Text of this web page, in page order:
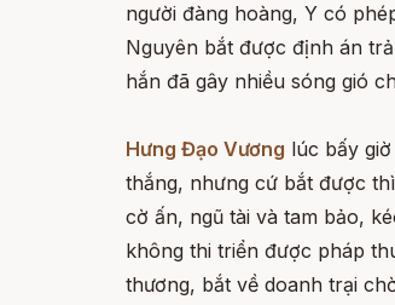
người đàng hoàng, Y có
Nguyên bắt được định án
hắn đã gây nhiều sóng gió
Hưng Đạo Vương lúc bấy
thắng, nhưng cứ bắt được
cờ ấn, ngũ tài và tam bảo,
không thi triển được pháp
thương, bắt về doanh trại